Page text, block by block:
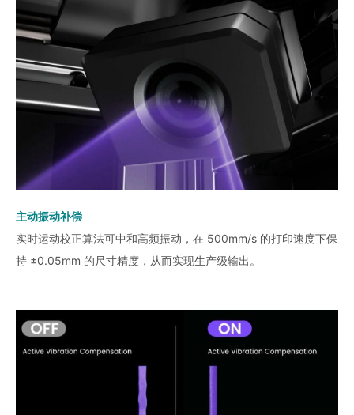
主动振动补偿
实时运动校正算法可中和高频振动，在 500mm/s 的打印速度下保
持 ±0.05mm 的尺寸精度，从而实现生产级输出。